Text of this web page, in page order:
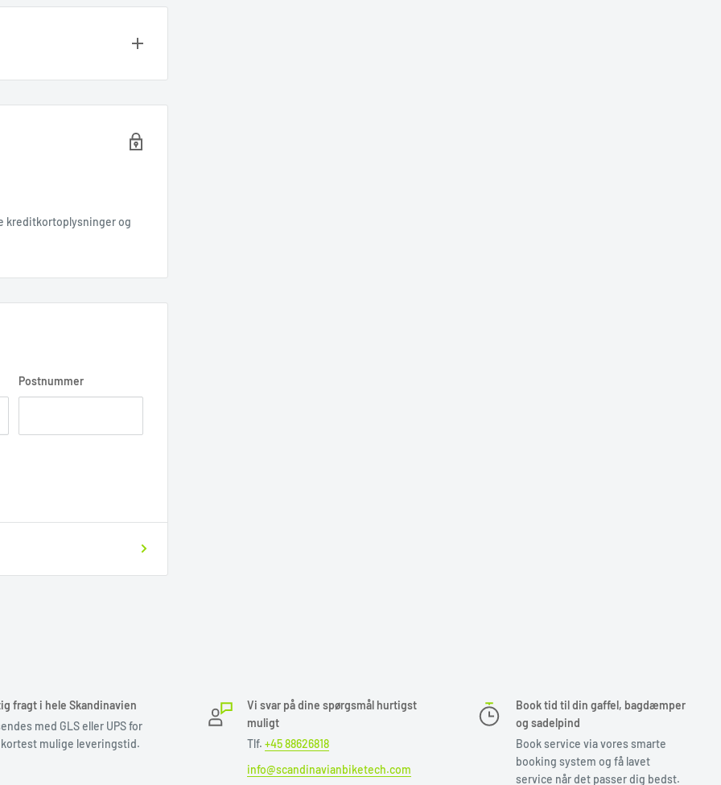
inden din booking.
du venligst tage kontakt
på disken i evt. butik.
kreditkortoplysninger og
Postnummer
fragt i hele Skandinavien
med GLS eller UPS for
mulige leveringstid.
Vi svar på dine spørgsmål hurtigst
muligt
Tlf. +45 88626818
info@scandinavianbiketech.com
Book tid til din gaffel, bagdæmper
og sadelpind
Book service via vores smarte
booking system og få lavet
service når det passer dig bedst.